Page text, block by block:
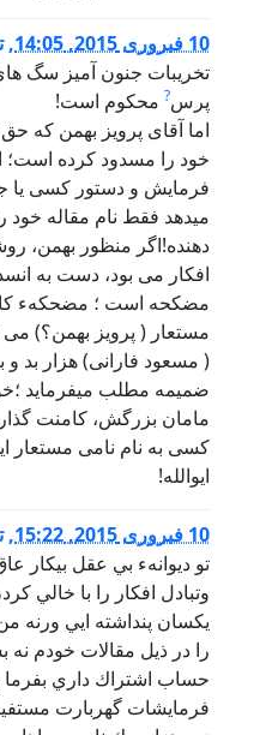
10 فبروری 2015, 14:05 ,
تخریبات جنون آمیز سگ
پرس? محکوم است!
اما آقای پرویز بهمن که
خود را مسدود کرده است؛
فرمایش و دستور کسی یا
میدهد فقط نام مقاله خود
دهنده!اگر منظور بهمن،
افکار می بود، دست به
مضکحه است ؛ مضحکهء
مستعار ( پرویز بهمن؟)
( مسعود فارانی) هزار بد و
ضمیمه مطلب میفرماید
مامان بزرگش، کامنت
کسی به نام نامی مستعار
ایوالله!
10 فبروری 2015, 15:22 ,
تو ديوانهء بي عقل بيكار
وتبادل افكار را با خالي
يكسان پنداشته ايي ورنه
را در ذيل مقالات خودم نه
حساب اشتراك داري بفرما
فرمايشات گهربارت